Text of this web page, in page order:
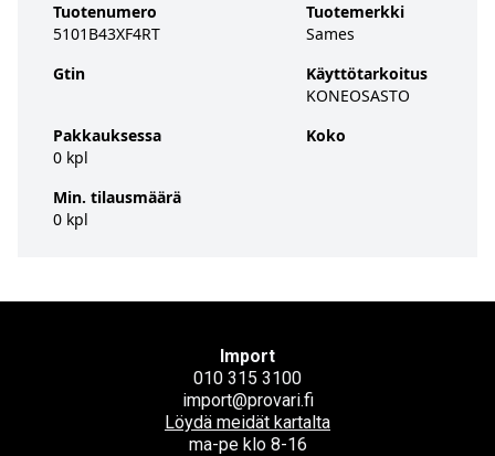
Tuotenumero
5101B43XF4RT
Gtin
Pakkauksessa
0 kpl
Min. tilausmäärä
0 kpl
Tuotemerkki
Sames
Käyttötarkoitus
KONEOSASTO
Koko
Import
010 315 3100
import@provari.fi
Löydä meidät kartalta
ma-pe klo 8-16